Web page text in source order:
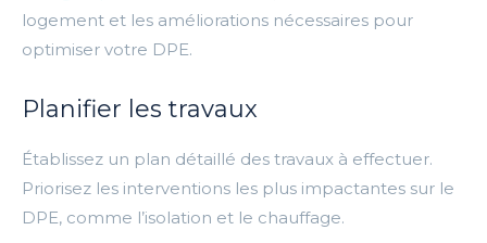
logement et les améliorations nécessaires pour
optimiser votre DPE.
Planifier les travaux
Établissez un plan détaillé des travaux à effectuer.
Priorisez les interventions les plus impactantes sur le
DPE, comme l’isolation et le chauffage.